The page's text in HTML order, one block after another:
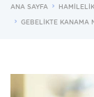
ANA SAYFA HAMİLELİK
GEBELİKTE KANAMA